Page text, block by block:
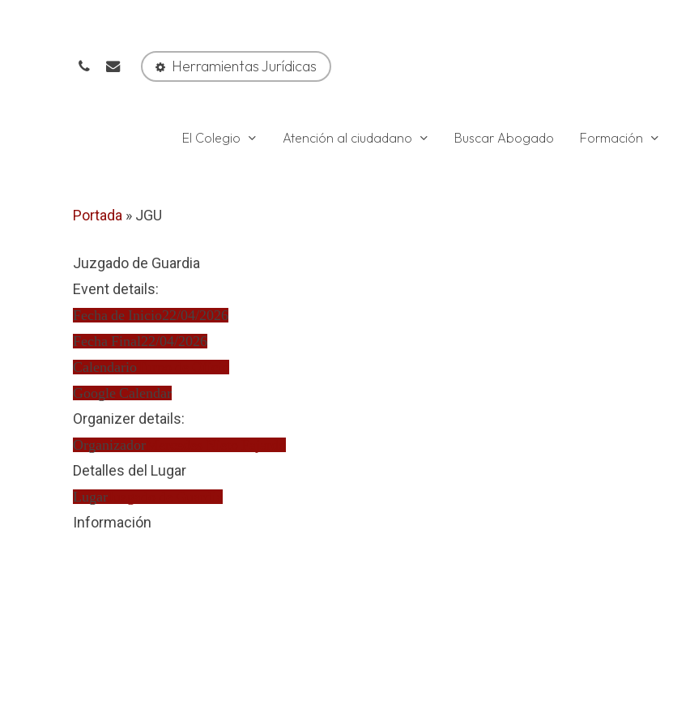
phoneemail Herramientas Jurídicas
El Colegio Atención al ciudadano Buscar Abogado Formación
Portada » JGU
Juzgado de Guardia
Event details:
Fecha de Inicio22/04/2026
Fecha Final22/04/2026
Calendario
Google Calendar
Organizer details:
Organizador
Detalles del Lugar
Lugar
Información